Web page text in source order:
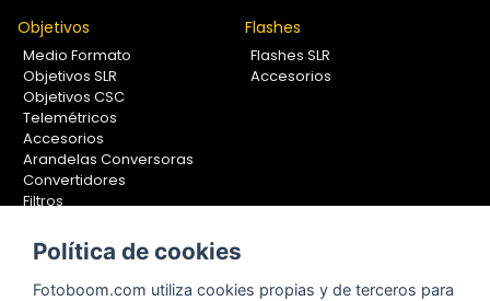
Objetivos
Medio Formato
Objetivos SLR
Objetivos CSC
Telemétricos
Accesorios
Arandelas Conversoras
Convertidores
Filtros
Calibradores
Flashes
Flashes SLR
Accesorios
Soportes Fotografía
Política de cookies
Fotoboom.com utiliza cookies propias y de terceros para